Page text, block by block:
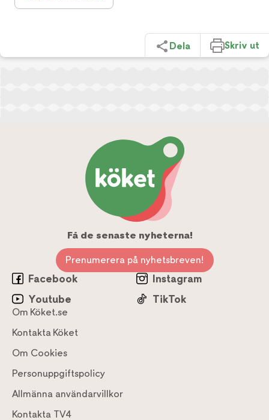
Dela Skriv ut
Få de senaste nyheterna!
Prenumerera på nyhetsbreven!
Facebook
Instagram
Youtube
TikTok
Om Köket.se
Kontakta Köket
Om Cookies
Personuppgiftspolicy
Allmänna användarvillkor
Kontakta TV4